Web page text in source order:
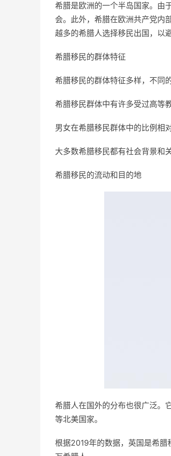
希腊是欧洲的一个半岛国家。由
会。此外，希腊在欧洲共产党内
越多的希腊人选择移民出国，以
希腊移民的群体特征
希腊移民的群体特征多样，不同
希腊移民群体中有许多受过高等
男女在希腊移民群体中的比例相
大多数希腊移民都有社会背景和
希腊移民的流动和目的地
希腊人在国外的分布也很广泛。
等北美国家。
根据2019年的数据，英国是希